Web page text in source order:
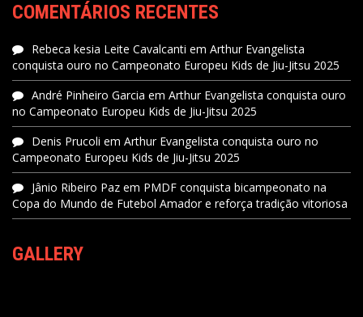
COMENTÁRIOS RECENTES
Rebeca kesia Leite Cavalcanti em Arthur Evangelista
conquista ouro no Campeonato Europeu Kids de Jiu-Jitsu 2025
André Pinheiro Garcia em Arthur Evangelista conquista ouro
no Campeonato Europeu Kids de Jiu-Jitsu 2025
Denis Prucoli em Arthur Evangelista conquista ouro no
Campeonato Europeu Kids de Jiu-Jitsu 2025
Jânio Ribeiro Paz em PMDF conquista bicampeonato na
Copa do Mundo de Futebol Amador e reforça tradição vitoriosa
GALLERY